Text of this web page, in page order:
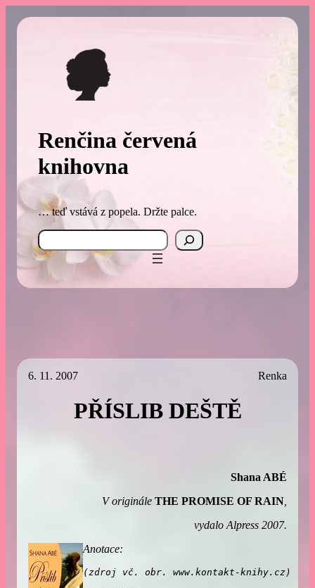
Renčina červená
knihovna
… teď vstává z popela. Držte palce.
Search
6. 11. 2007 Renka
PŘÍSLIB DEŠTĚ
Shana ABÉ
V originále THE PROMISE OF RAIN
vydalo Alpress 2007.
Anotace:
(zdroj vč. obr. www.kontakt-knihy.cz)